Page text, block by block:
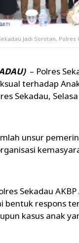
Jadi Sorotan,
– Polres
terhadap
Sekadau,
unsur
Sekadau
bentuk respons
kasus anak